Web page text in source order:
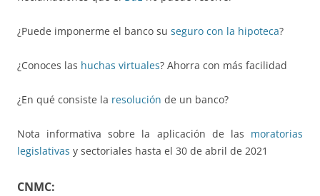
¿Puede imponerme el banco su seguro con la hipoteca?
¿Conoces las huchas virtuales? Ahorra con más facilidad
¿En qué consiste la resolución de un banco?
Nota informativa sobre la aplicación de las moratorias
legislativas y sectoriales hasta el 30 de abril de 2021
CNMC: